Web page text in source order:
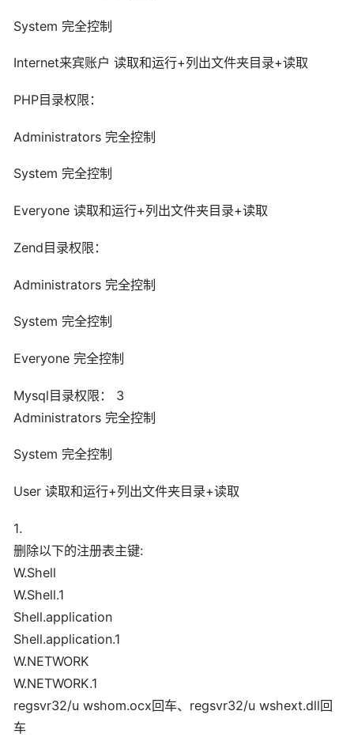
System 完全控制
Internet来宾账户 读取和运行+列出文件夹目录+读取
PHP目录权限：
Administrators 完全控制
System 完全控制
Everyone 读取和运行+列出文件夹目录+读取
Zend目录权限：
Administrators 完全控制
System 完全控制
Everyone 完全控制
Mysql目录权限： 3
Administrators 完全控制
System 完全控制
User 读取和运行+列出文件夹目录+读取
1.
删除以下的注册表主键:
W.Shell
W.Shell.1
Shell.application
Shell.application.1
W.NETWORK
W.NETWORK.1
regsvr32/u wshom.ocx回车、regsvr32/u wshext.dll回
车